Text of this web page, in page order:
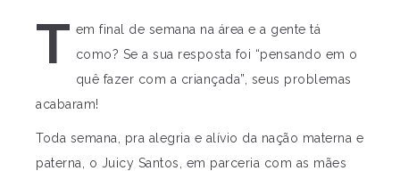
T em final de semana na área e a gente tá
como? Se a sua resposta foi “pensando em o
quê fazer com a criançada”, seus problemas
acabaram!
Toda semana, pra alegria e alívio da nação materna e
paterna, o Juicy Santos, em parceria com as mães